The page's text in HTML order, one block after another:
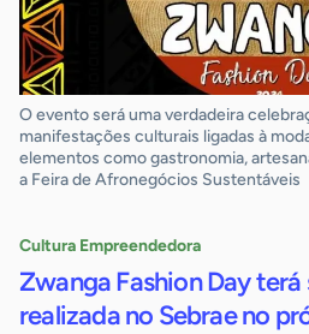
O evento será uma verdadeira
manifestações culturais ligadas à
elementos como gastronomia,
a Feira de Afronegócios Sustentáveis
Cultura Empreendedora
Zwanga Fashion Day
realizada no Sebrae no